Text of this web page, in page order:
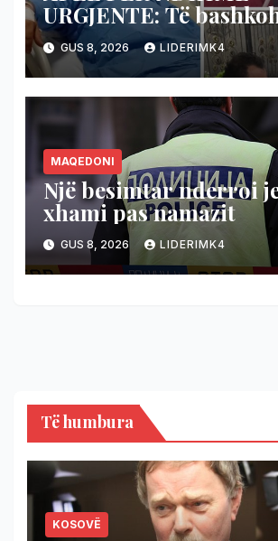
URGJENTE: Të
shpëtimin e veteranit
kumanovar të dy
GUS 8, 2026 LIDERIMK4
MAQEDONI
Një besimtar nderroi
xhami pas namazit
GUS 8, 2026 LIDERIMK4
Të humbura
KOSOVË